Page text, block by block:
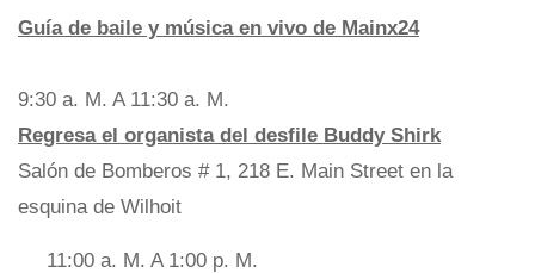
Guía de baile y música en vivo de Mainx24
9:30 a. M. A 11:30 a. M.
Regresa el organista del desfile Buddy Shirk
Salón de Bomberos # 1, 218 E. Main Street en la
esquina de Wilhoit
11:00 a. M. A 1:00 p. M.